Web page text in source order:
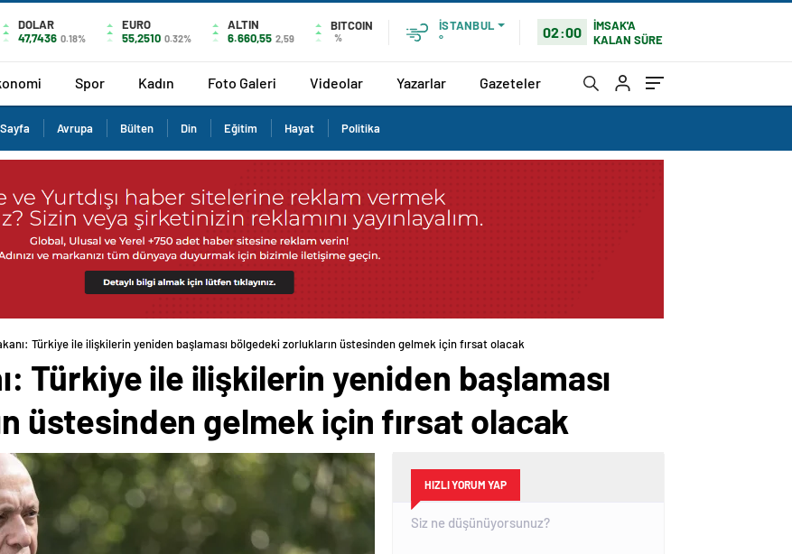
DOLAR
47,7436 0.18%
EURO
55,2510 0.32%
ALTIN
6.660,55 2,59
BITCOIN
%
İSTANBUL
°
02:00
İMSAK'A
KALAN SÜRE
Spor Kadın Foto Galeri Videolar Yazarlar Gazeteler
Avrupa Bülten Din Eğitim Hayat Politika
Türkiye ile ilişkilerin yeniden başlaması bölgedeki zorlukların üstesinden gelmek için fırsat olacak
Türkiye ile ilişkilerin yeniden başlaması
üstesinden gelmek için fırsat olacak
HIZLI YORUM YAP